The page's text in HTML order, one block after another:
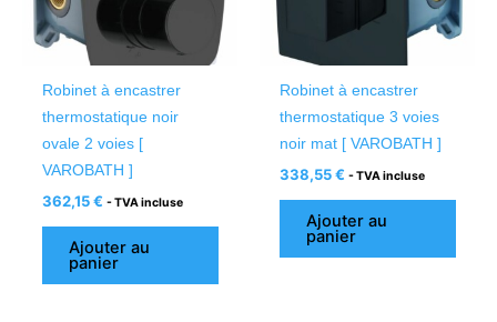
Robinet à encastrer
thermostatique noir
ovale 2 voies [
VAROBATH ]
362,15€ - TVA incluse
Ajouter au
panier
Robinet à encastrer
thermostatique 3 voies
noir mat [ VAROBATH ]
338,55€ - TVA incluse
Ajouter au
panier